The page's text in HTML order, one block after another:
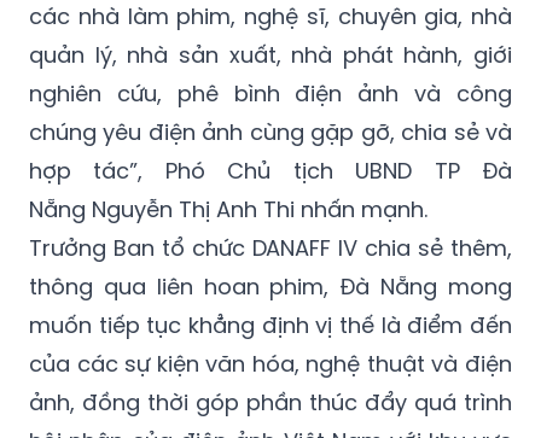
các nhà làm phim, nghệ sĩ, chuyên gia, nhà
quản lý, nhà sản xuất, nhà phát hành, giới
nghiên cứu, phê bình điện ảnh và công
chúng yêu điện ảnh cùng gặp gỡ, chia sẻ và
hợp tác”, Phó Chủ tịch UBND TP Đà
Nẵng Nguyễn Thị Anh Thi nhấn mạnh.
Trưởng Ban tổ chức DANAFF IV chia sẻ thêm,
thông qua liên hoan phim, Đà Nẵng mong
muốn tiếp tục khẳng định vị thế là điểm đến
của các sự kiện văn hóa, nghệ thuật và điện
ảnh, đồng thời góp phần thúc đẩy quá trình